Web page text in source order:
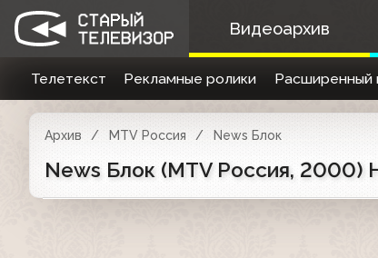
Видеоархив
Телетекст Рекламные ролики Расширенный
Архив MTV Россия News Блок
News Блок (MTV Россия,